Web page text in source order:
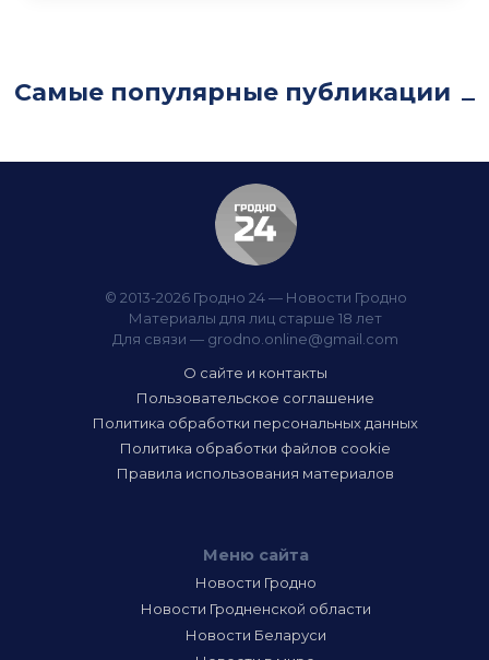
Самые популярные публикации
© 2013-2026 Гродно 24 — Новости Гродно
Материалы для лиц старше 18 лет
Для связи — grodno.online@gmail.com
О сайте и контакты
Пользовательское соглашение
Политика обработки персональных данных
Политика обработки файлов cookie
Правила использования материалов
Меню сайта
Новости Гродно
Новости Гродненской области
Новости Беларуси